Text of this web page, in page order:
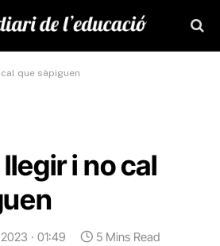
que sàpiguen
i no cal
· 01:49 5 Mins Read